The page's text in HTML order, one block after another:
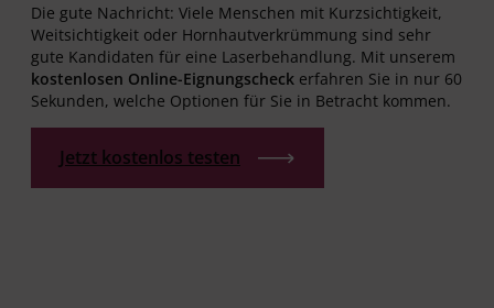
Die gute Nachricht: Viele Menschen mit Kurzsichtigkeit,
Weitsichtigkeit oder Hornhautverkrümmung sind sehr
gute Kandidaten für eine Laserbehandlung. Mit unserem
kostenlosen Online-Eignungscheck erfahren Sie in nur 60
Sekunden, welche Optionen für Sie in Betracht kommen.
Jetzt kostenlos testen